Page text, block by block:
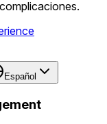
Español